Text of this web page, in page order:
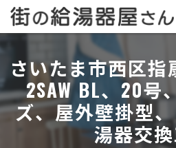
さいたま市西区指
2SAW BL、20号
ズ、屋外壁掛型
湯器交